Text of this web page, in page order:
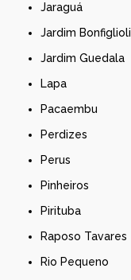
Jaraguá
Jardim Bonfiglioli
Jardim Guedala
Lapa
Pacaembu
Perdizes
Perus
Pinheiros
Pirituba
Raposo Tavares
Rio Pequeno